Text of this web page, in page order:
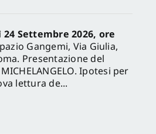
24 Settembre 2026, ore
Gangemi, Via Giulia,
Presentazione del
Ipotesi per
lettura de...